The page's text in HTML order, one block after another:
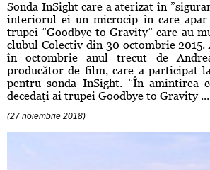
Sonda InSight care a aterizat în
interiorul ei un microcip în care
trupei ”Goodbye to Gravity” care au
clubul Colectiv din 30 octombrie
în octombrie anul trecut de
producător de film, care a participat
pentru sonda InSight. ”În amintirea
decedaţi ai trupei Goodbye to Gravity ...
(27 noiembrie 2018)